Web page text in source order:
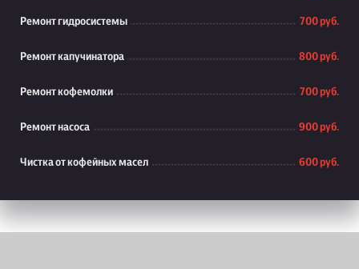
Ремонт гидросистемы 700 руб.
Ремонт капучинатора 800 руб.
Ремонт кофемолки 700 руб.
Ремонт насоса 900 руб.
Чистка от кофейных масел 600 руб.